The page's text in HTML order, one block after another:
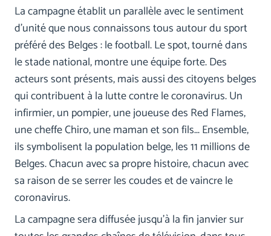
La campagne établit un parallèle avec le sentiment
d'unité que nous connaissons tous autour du sport
préféré des Belges : le football. Le spot, tourné dans
le stade national, montre une équipe forte. Des
acteurs sont présents, mais aussi des citoyens belges
qui contribuent à la lutte contre le coronavirus. Un
infirmier, un pompier, une joueuse des Red Flames,
une cheffe Chiro, une maman et son fils... Ensemble,
ils symbolisent la population belge, les 11 millions de
Belges. Chacun avec sa propre histoire, chacun avec
sa raison de se serrer les coudes et de vaincre le
coronavirus.
La campagne sera diffusée jusqu'à la fin janvier sur